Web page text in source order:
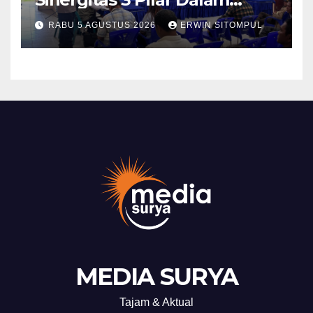
Pelatihan Pencengahan dan
Mitigasi Bencana Tahun 2026
RABU 5 AGUSTUS 2026 ERWIN SITOMPUL
MEDIA SURYA
Tajam & Aktual